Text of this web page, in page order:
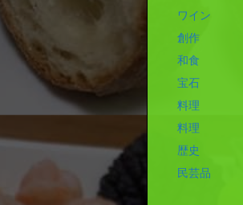
ワイン
創作
和食
宝石
料理
料理
歴史
民芸品